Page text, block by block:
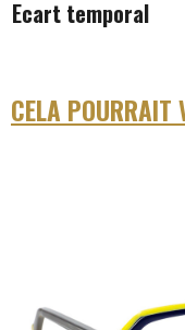
Ecart temporal
CELA POURRAIT